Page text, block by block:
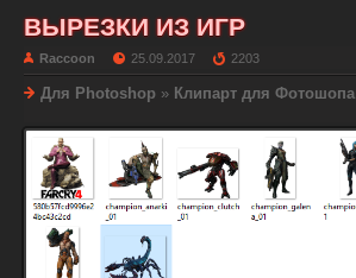
ВЫРЕЗКИ ИЗ ИГР
Raccoon 25.09.2017 2203
Для Photoshop » Клипарт для Фотошопа